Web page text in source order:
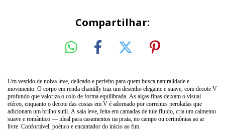
Compartilhar:
Um vestido de noiva leve, delicado e perfeito para quem busca naturalidade e
movimento. O corpo em renda chantilly traz um desenho elegante e suave, com decote V
profundo que valoriza o colo de forma equilibrada. As alças finas deixam o visual
etéreo, enquanto o decote das costas em V é adornado por correntes peroladas que
adicionam um brilho sutil. A saia leve, feita em camadas de tule fluido, cria um caimento
suave e romântico — ideal para casamentos na praia, no campo ou cerimônias ao ar
livre. Confortável, poético e encantador do início ao fim.